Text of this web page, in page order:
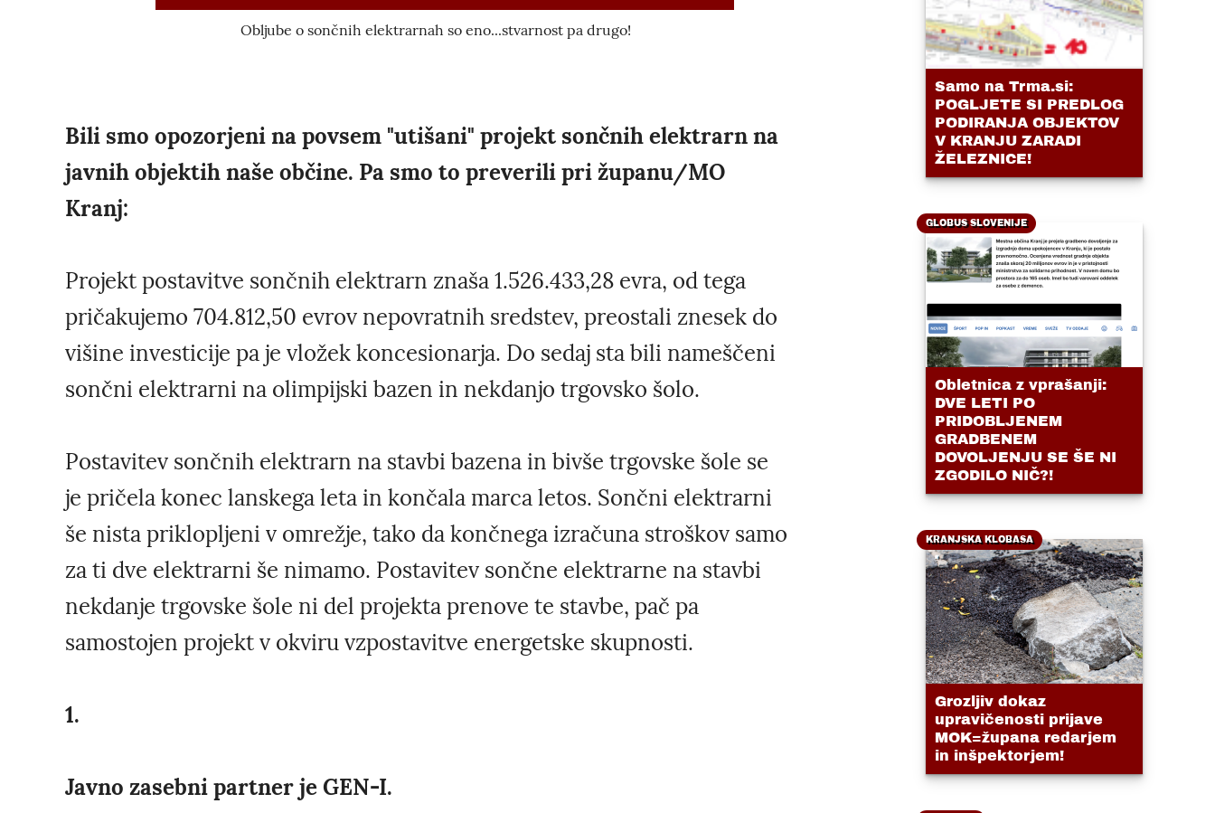
Obljube o sončnih elektrarnah so eno...stvarnost pa drugo!
Bili smo opozorjeni na povsem "utišani" projekt sončnih elektrarn na
javnih objektih naše občine. Pa smo to preverili pri županu/MO
Kranj:
Projekt postavitve sončnih elektrarn znaša 1.526.433,28 evra, od tega
pričakujemo 704.812,50 evrov nepovratnih sredstev, preostali znesek do
višine investicije pa je vložek koncesionarja. Do sedaj sta bili nameščeni
sončni elektrarni na olimpijski bazen in nekdanjo trgovsko šolo.
Postavitev sončnih elektrarn na stavbi bazena in bivše trgovske šole se
je pričela konec lanskega leta in končala marca letos. Sončni elektrarni
še nista priklopljeni v omrežje, tako da končnega izračuna stroškov samo
za ti dve elektrarni še nimamo. Postavitev sončne elektrarne na stavbi
nekdanje trgovske šole ni del projekta prenove te stavbe, pač pa
samostojen projekt v okviru vzpostavitve energetske skupnosti.
1.
Javno zasebni partner je GEN-I.
Samo na Trma.si:
POGLJETE SI PREDLOG
PODIRANJA OBJEKTOV
V KRANJU ZARADI
ŽELEZNICE!
GLOBUS SLOVENIJE
Obletnica z vprašanji:
DVE LETI PO
PRIDOBLJENEM
GRADBENEM
DOVOLJENJU SE ŠE NI
ZGODILO NIČ?!
KRANJSKA KLOBASA
Grozljiv dokaz
upravičenosti prijave
MOK=župana redarjem
in inšpektorjem!